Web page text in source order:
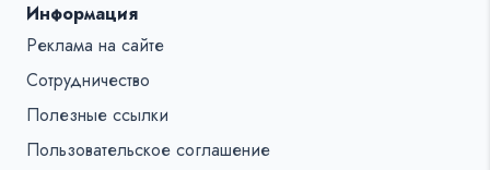
Информация
Реклама на сайте
Сотрудничество
Полезные ссылки
Пользовательское соглашение